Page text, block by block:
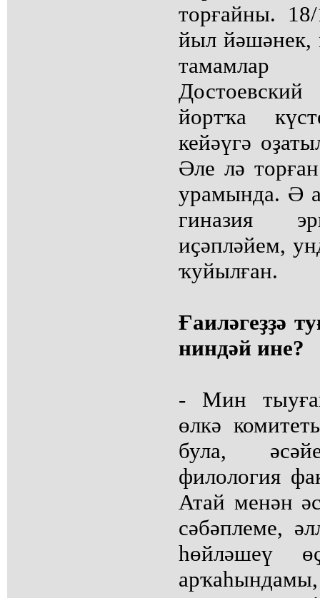
торғайны.
йыл йәшәнек,
тамамлар
йортҡа
кейәүгә
Әле лә
урамында. Ә
гиназия
иҫәпләйем,
ҡуйылған.
Ғаиләгеҙҙә
ниндәй ине?
- Мин
өлкә
була,
филология
Атай менән
сәбәплеме,
һөйләшеү